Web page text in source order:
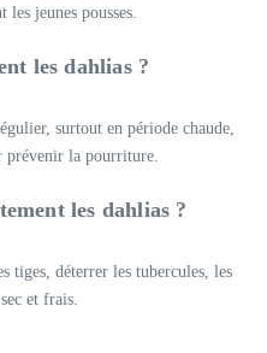
jeunes pousses.
les dahlias ?
surtout en période chaude,
prévenir la pourriture.
les dahlias ?
tiges, déterrer les tubercules, les
et frais.